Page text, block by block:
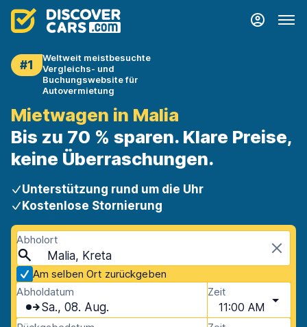
#1
Weltweit meistbesuchte
Vergleichs- und
Buchungswebsite für
Autovermietung
Mietwagen in Malia
Bis zu 70 % sparen. Klare Preise,
keine Überraschungen.
Unterstützung rund um die Uhr
Kostenlose Stornierung
Abholort
Malia, Kreta
Am selben Ort zurückgeben
Abholdatum
Sa., 08. Aug.
Zeit
11:00 AM